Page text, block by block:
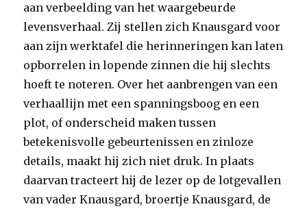
aan verbeelding van het waargebeurde
levensverhaal. Zij stellen zich Knausgard voor
aan zijn werktafel die herinneringen kan laten
opborrelen in lopende zinnen die hij slechts
hoeft te noteren. Over het aanbrengen van een
verhaallijn met een spanningsboog en een
plot, of onderscheid maken tussen
betekenisvolle gebeurtenissen en zinloze
details, maakt hij zich niet druk. In plaats
daarvan tracteert hij de lezer op de lotgevallen
van vader Knausgard, broertje Knausgard, de